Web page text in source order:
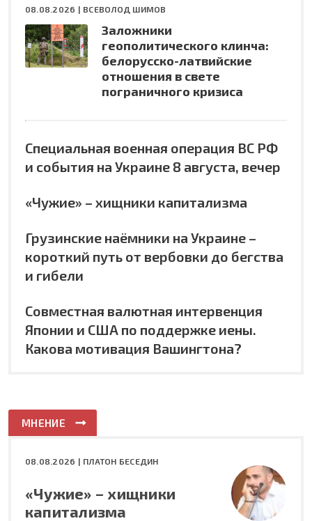
08.08.2026 | ВСЕВОЛОД ШИМОВ
Заложники
геополитического клинча:
белорусско-латвийские
отношения в свете
пограничного кризиса
Специальная военная операция ВС РФ
и события на Украине 8 августа, вечер
«Чужие» – хищники капитализма
Грузинские наёмники на Украине –
короткий путь от вербовки до бегства
и гибели
Совместная валютная интервенция
Японии и США по поддержке иены.
Какова мотивация Вашингтона?
МНЕНИЕ
08.08.2026 | ПЛАТОН БЕСЕДИН
«Чужие» – хищники
капитализма